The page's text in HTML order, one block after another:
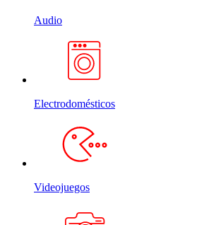
Audio
Electrodomésticos
Videojuegos